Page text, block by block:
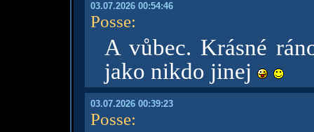
03.07.2026 00:54:46
Posse:
A vůbec. Krásné
jako nikdo jinej
03.07.2026 00:39:23
Posse: